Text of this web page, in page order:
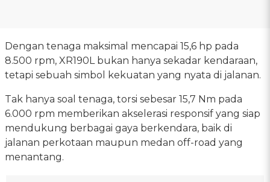
Dengan tenaga maksimal mencapai 15,6 hp pada
8.500 rpm, XR190L bukan hanya sekadar kendaraan,
tetapi sebuah simbol kekuatan yang nyata di jalanan.
Tak hanya soal tenaga, torsi sebesar 15,7 Nm pada
6.000 rpm memberikan akselerasi responsif yang siap
mendukung berbagai gaya berkendara, baik di
jalanan perkotaan maupun medan off-road yang
menantang.